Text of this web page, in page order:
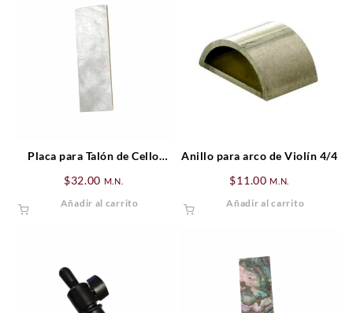
Placa para Talón de Cello
$32.00 M.N.
Añadir al carrito
Anillo para arco de Violín 4/4
$11.00 M.N.
Añadir al carrito